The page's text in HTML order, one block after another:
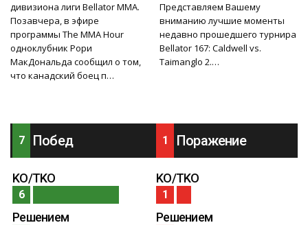
дивизиона лиги Bellator MMA.
Позавчера, в эфире
программы The MMA Hour
одноклубник Рори
МакДональда сообщил о том,
что канадский боец п…
Представляем Вашему
вниманию лучшие моменты
недавно прошедшего турнира
Bellator 167: Caldwell vs.
Taimanglo 2.…
7 Побед
KO/TKO
6
Решением
1 Поражение
KO/TKO
1
Решением